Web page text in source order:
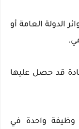
الدولة العامة أو
قد حصل عليها
وظيفة واحدة في